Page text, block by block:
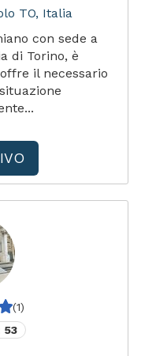
TO, Italia
con sede a
di Torino, è
il necessario
(1)
53